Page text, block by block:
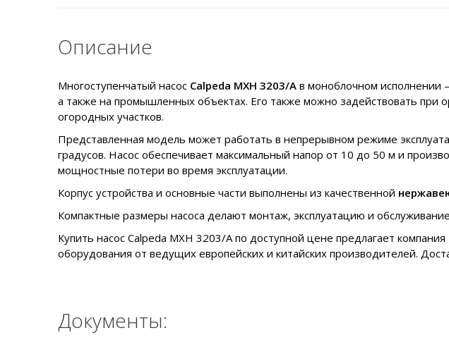
Описание
Многоступенчатый насос Calpeda MXH 3203/A в моноблочном исполнении
а также на промышленных объектах. Его также можно задействовать при
огородных участков.
Представленная модель может работать в непрерывном режиме
градусов. Насос обеспечивает максимальный напор от 10 до 50 м и
мощностные потери во время эксплуатации.
Корпус устройства и основные части выполнены из качественной
Компактные размеры насоса делают монтаж, эксплуатацию и
Купить насос Calpeda MXH 3203/A по доступной цене предлагает
оборудования от ведущих европейских и китайских производителей.
Документы: